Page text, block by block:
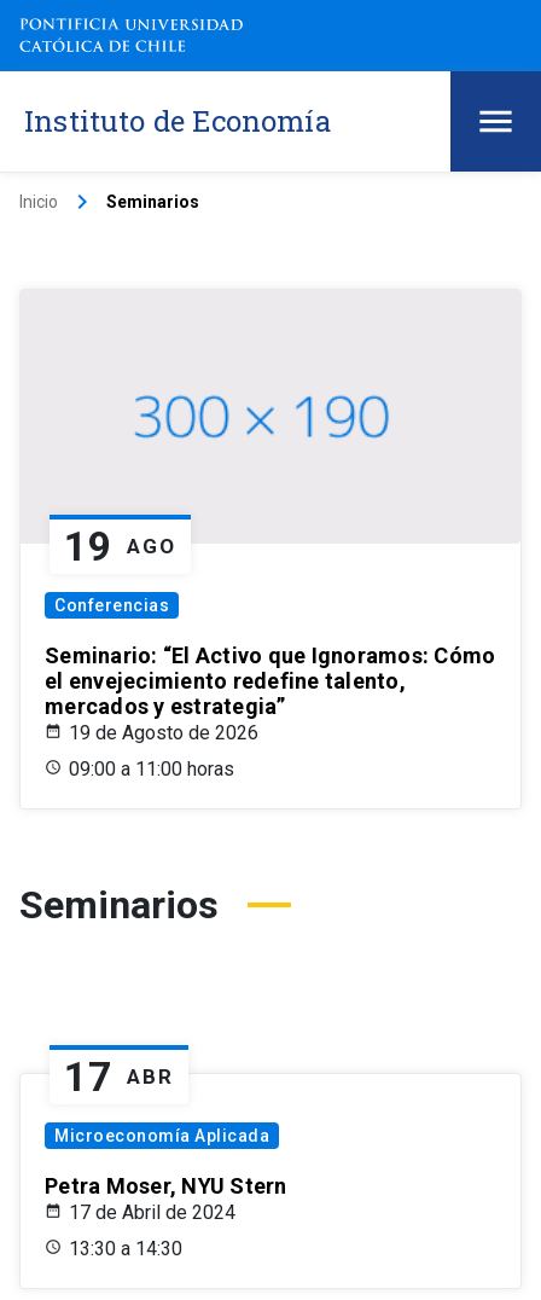
Instituto de Economía
Inicio keyboard_arrow_right Seminarios
19 AGO
Conferencias
Seminario: “El Activo que Ignoramos: Cómo
el envejecimiento redefine talento,
mercados y estrategia”
19 de Agosto de 2026
09:00 a 11:00 horas
Seminarios
17 ABR
Microeconomía Aplicada
Petra Moser, NYU Stern
17 de Abril de 2024
13:30 a 14:30